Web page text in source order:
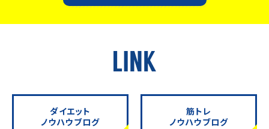
ダイエット
ノウハウブログ
筋トレ
ノウハウブログ